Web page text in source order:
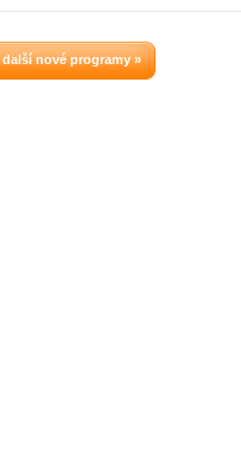
další nové programy »